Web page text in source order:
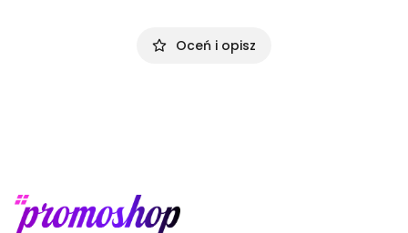
Oceń i opisz